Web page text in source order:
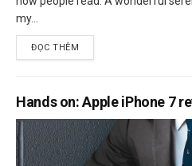
my...
ĐỌC THÊM
Hands on: Apple iPhone 7